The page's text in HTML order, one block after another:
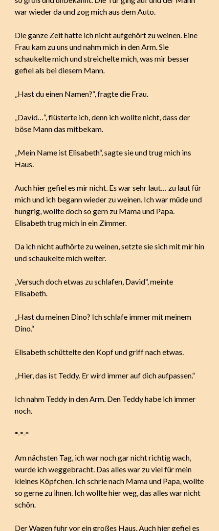
war wieder da und zog mich aus dem Auto.
Die ganze Zeit hatte ich nicht aufgehört zu weinen. Eine
Frau kam zu uns und nahm mich in den Arm. Sie
schaukelte mich und streichelte mich, was mir besser
gefiel als bei diesem Mann.
„Hast du einen Namen?“, fragte die Frau.
„David…“, flüsterte ich, denn ich wollte nicht, dass der
böse Mann das mitbekam.
„Mein Name ist Elisabeth“, sagte sie und trug mich ins
Haus.
Auch hier gefiel es mir nicht. Es war sehr laut… zu laut für
mich und ich begann wieder zu weinen. Ich war müde und
hungrig, wollte doch so gern zu Mama und Papa.
Elisabeth trug mich in ein Zimmer.
Da ich nicht aufhörte zu weinen, setzte sie sich mit mir hin
und schaukelte mich weiter.
„Versuch doch etwas zu schlafen, David“, meinte
Elisabeth.
„Hast du meinen Dino? Ich schlafe immer mit meinem
Dino.“
Elisabeth schüttelte den Kopf und griff nach etwas.
„Hier, das ist Teddy. Er wird immer auf dich aufpassen.“
Ich nahm Teddy in den Arm. Den Teddy habe ich immer
noch.
*-*-*
Am nächsten Tag, ich war noch gar nicht richtig wach,
wurde ich weggebracht. Das alles war zu viel für mein
kleines Köpfchen. Ich schrie nach Mama und Papa, wollte
so gerne zu ihnen. Ich wollte hier weg, das alles war nicht
schön.
Der Wagen fuhr vor ein großes Haus. Auch hier gefiel es